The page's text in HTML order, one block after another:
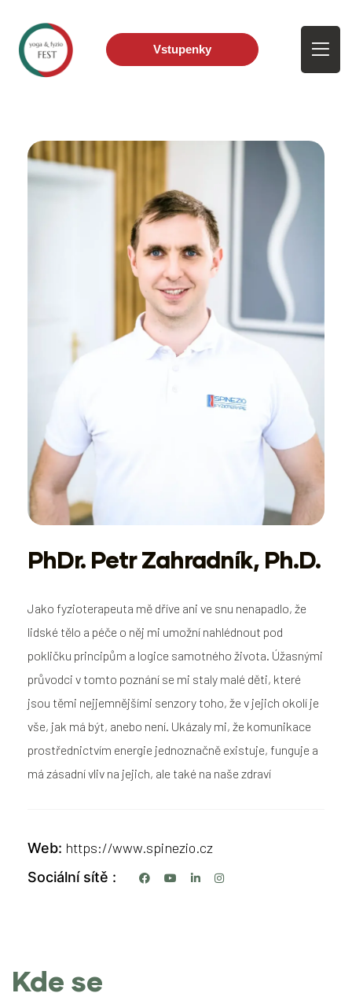
Vstupenky
PhDr. Petr Zahradník, Ph.D.
Jako fyzioterapeuta mě dříve ani ve snu nenapadlo, že
lidské tělo a péče o něj mi umožní nahlédnout pod
pokličku principům a logice samotného života. Úžasnými
průvodci v tomto poznání se mi staly malé děti, které
jsou těmi nejjemnějšími senzory toho, že v jejich okolí je
vše, jak má být, anebo není. Ukázaly mi, že komunikace
prostřednictvím energie jednoznačně existuje, funguje a
má zásadní vliv na jejich, ale také na naše zdraví
Web https://www.spinezio.cz
Sociální sítě
Kde se